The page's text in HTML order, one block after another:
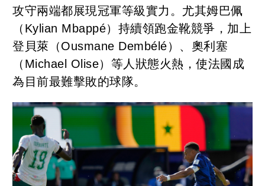
攻守兩端都展現冠軍等級實力。尤其姆巴佩
（Kylian Mbappé）持續領跑金靴競爭，加上
登貝萊（Ousmane Dembélé）、奧利塞
（Michael Olise）等人狀態火熱，使法國成
為目前最難擊敗的球隊。